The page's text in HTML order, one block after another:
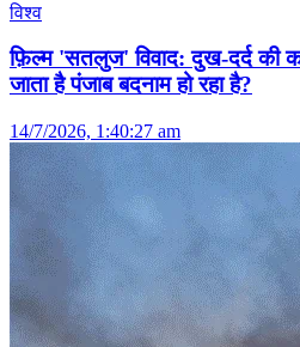
विश्व
फ़िल्म 'सतलुज' विवाद: दुख-दर्द की
जाता है पंजाब बदनाम हो रहा है?
14/7/2026, 1:40:27 am